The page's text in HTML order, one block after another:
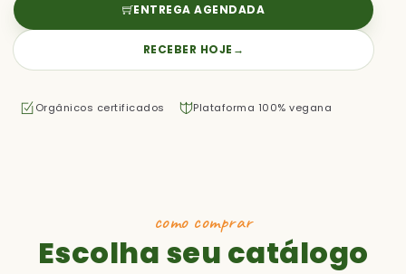
ENTREGA AGENDADA
RECEBER HOJE →
Orgânicos certificados Plataforma 100% vegana
como comprar
Escolha seu catálogo